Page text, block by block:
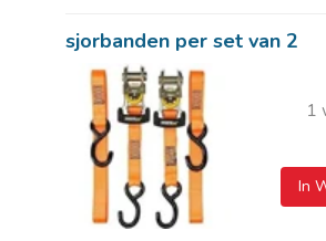
sjorbanden per set van 2
1
In